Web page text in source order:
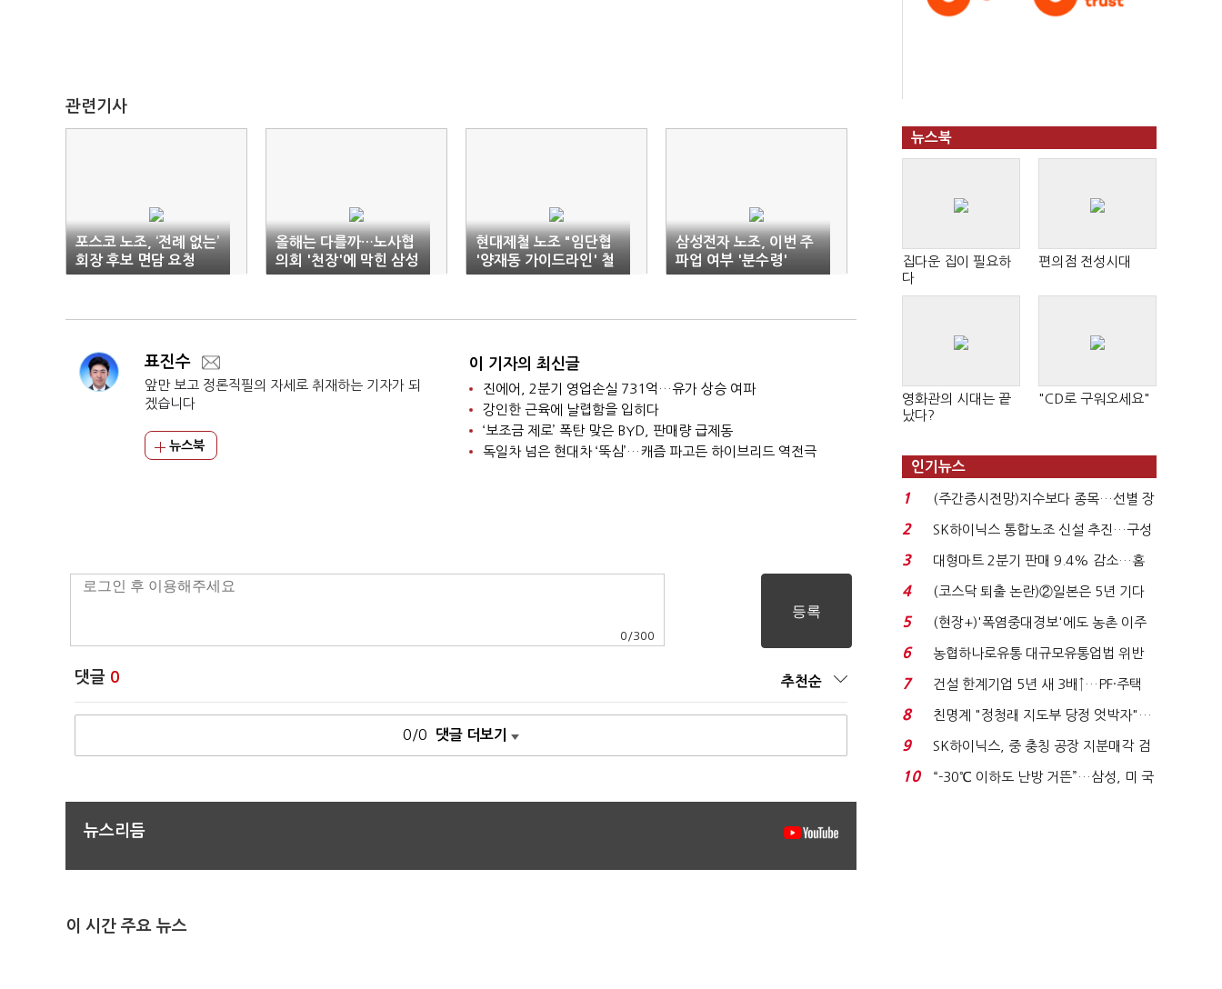
관련기사
포스코 노조, ‘전례 없는’
회장 후보 면담 요청
올해는 다를까…노사협
의회 '천장'에 막힌 삼성
전자 임협
현대제철 노조 "임단협
'양재동 가이드라인' 철
회하라"
삼성전자 노조, 이번 주
파업 여부 '분수령'
표진수
앞만 보고 정론직필의 자세로 취재하는 기자가 되
겠습니다
뉴스북
이 기자의 최신글
진에어, 2분기 영업손실 731억…유가 상승 여파
강인한 근육에 날렵함을 입히다
‘보조금 제로’ 폭탄 맞은 BYD, 판매량 급제동
독일차 넘은 현대차 ‘뚝심’…캐즘 파고든 하이브리드 역전극
0 /300
댓글 0 추천순
0/0 댓글 더보기
뉴스리듬
이 시간 주요 뉴스
뉴스북
집다운 집이 필요하
다
편의점 전성시대
영화관의 시대는 끝
났다?
"CD로 구워오세요"
인기뉴스
1
(주간증시전망)지수보다 종목…선별 장
세 이어진다...
2
SK하이닉스 통합노조 신설 추진…구성
원간 성과급 불...
3
대형마트 2분기 판매 9.4% 감소…홈
플러스 사태 여파...
4
(코스닥 퇴출 논란)②일본은 5년 기다
려주는데 우리는 ...
5
(현장+)'폭염중대경보'에도 농촌 이주
노동자는 강행군…'야...
6
농협하나로유통 대규모유통업법 위반
적발…공정위, 과...
7
건설 한계기업 5년 새 3배↑…PF·주택
침체에 재무 ...
8
친명계 "정청래 지도부 당정 엇박자"…
친청계 "신천지 오...
9
SK하이닉스, 중 충칭 공장 지분매각 검
토?…“확정된 바...
10
“-30℃ 이하도 난방 거뜬”…삼성, 미 국